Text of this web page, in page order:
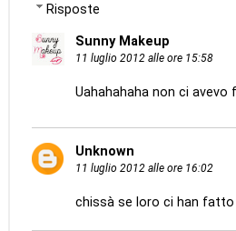
Risposte
Sunny Makeup
11 luglio 2012 alle ore 15:58
Uahahahaha non ci avevo
Unknown
11 luglio 2012 alle ore 16:02
chissà se loro ci han fatto